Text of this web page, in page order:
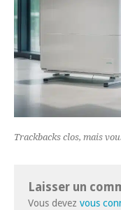
Trackbacks clos, mais
Laisser un
Vous devez vous